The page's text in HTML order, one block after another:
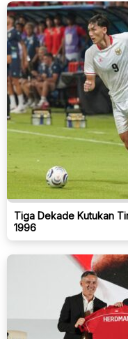
Tiga Dekade Kutukan
1996